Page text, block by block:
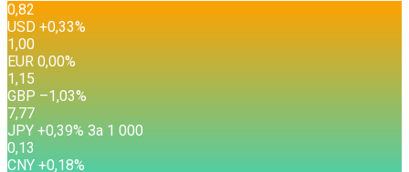
0,82
USD +0,33%
1,00
EUR 0,00%
1,15
GBP –1,03%
7,77
JPY +0,39% За 1 000
0,13
CNY +0,18%